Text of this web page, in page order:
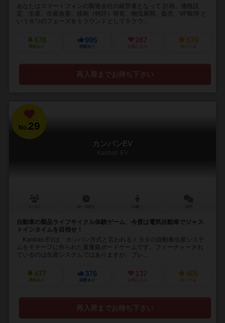
あなたはスマートフォンの製造会社の経営者となって 計画、価格設
定、生産、生産改善、技術（特許）研究、物流展開、販売、VP取得 と
いう８つのフェーズを１ラウンドとして５ラウ...
578
興味あり
995
経験あり
287
お気に入り
570
持ってる
再入荷までお待ち下さい
No.29
カンバンEV
Kanban EV
自動車の製品ライフサイクル体験ゲーム、今度は電気自動車でジャス
トインタイムを目指せ！
Kanban EVは、カンバン方式と言われるトヨタの自動車生産システ
ムをモチーフに作られた重量級ボードゲームです。フィーチャーされ
ているのは生産システムではありますが、プレ...
477
興味あり
376
経験あり
137
お気に入り
405
持ってる
再入荷までお待ち下さい